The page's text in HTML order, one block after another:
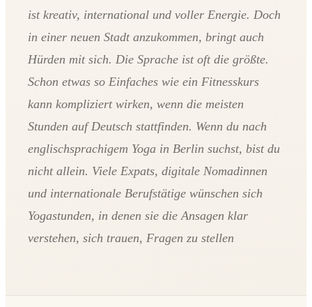
ist kreativ, international und voller Energie. Doch
in einer neuen Stadt anzukommen, bringt auch
Hürden mit sich. Die Sprache ist oft die größte.
Schon etwas so Einfaches wie ein Fitnesskurs
kann kompliziert wirken, wenn die meisten
Stunden auf Deutsch stattfinden. Wenn du nach
englischsprachigem Yoga in Berlin suchst, bist du
nicht allein. Viele Expats, digitale Nomadinnen
und internationale Berufstätige wünschen sich
Yogastunden, in denen sie die Ansagen klar
verstehen, sich trauen, Fragen zu stellen